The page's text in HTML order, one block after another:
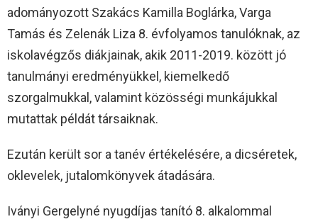
adományozott Szakács Kamilla Boglárka, Varga
Tamás és Zelenák Liza 8. évfolyamos tanulóknak, az
iskolavégzős diákjainak, akik 2011-2019. között jó
tanulmányi eredményükkel, kiemelkedő
szorgalmukkal, valamint közösségi munkájukkal
mutattak példát társaiknak.
Ezután került sor a tanév értékelésére, a dicséretek,
oklevelek, jutalomkönyvek átadására.
Iványi Gergelyné nyugdíjas tanító 8. alkalommal